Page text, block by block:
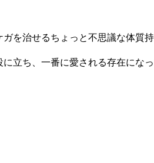
を治せるちょっと不思議な体質
立ち、一番に愛される存在にな